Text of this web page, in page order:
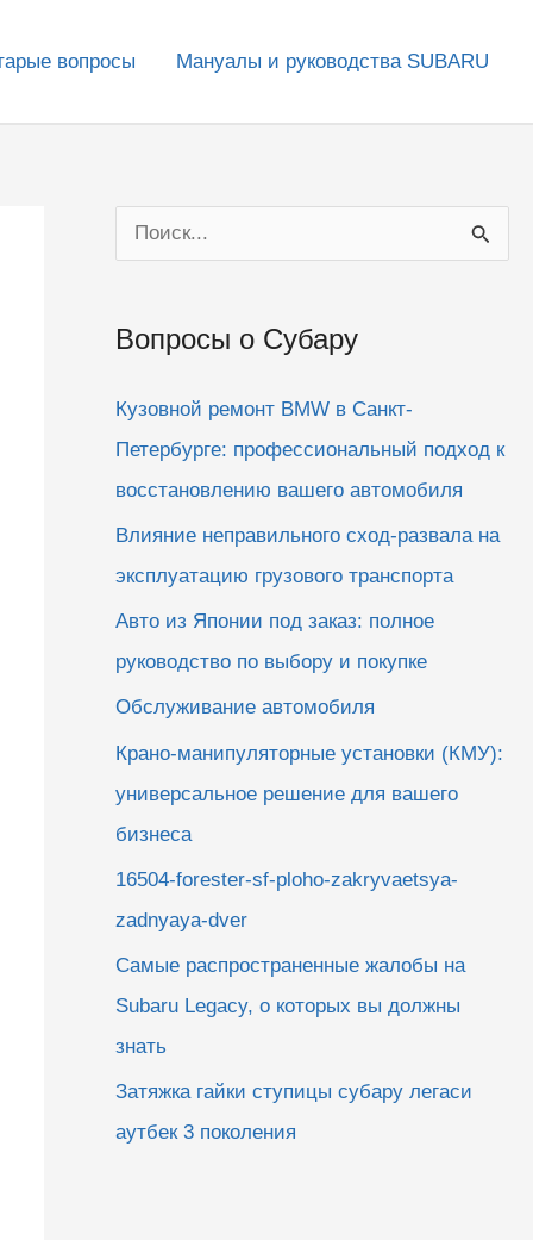
вопросы Мануалы и руководства SUBARU
о
с
Вопросы о Субару
Кузовной ремонт BMW в Санкт-
Петербурге: профессиональный подход к
восстановлению вашего автомобиля
Влияние неправильного сход-развала на
эксплуатацию грузового транспорта
Авто из Японии под заказ: полное
руководство по выбору и покупке
Обслуживание автомобиля
Крано-манипуляторные установки (КМУ):
универсальное решение для вашего
бизнеса
16504-forester-sf-ploho-zakryvaetsya-
zadnyaya-dver
Самые распространенные жалобы на
Subaru Legacy, о которых вы должны
знать
Затяжка гайки ступицы субару легаси
аутбек 3 поколения